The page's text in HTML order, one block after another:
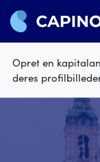
Opret en
deres